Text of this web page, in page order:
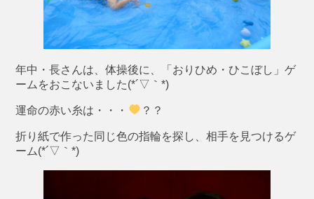
年中・長さんは、体操後に、「おりひめ・ひこぼし」ゲ
ームをおこないました(*´▽｀*)
運命の赤い糸は・・・ ？？
折り紙で作った同じ色の指輪を探し、相手を見つけるゲ
ーム(*´▽｀*)